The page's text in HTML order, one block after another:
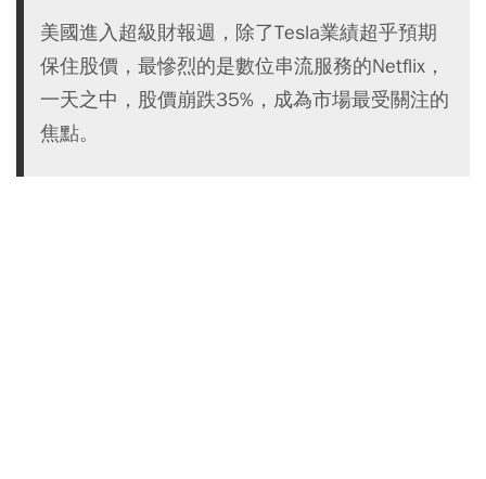
美國進入超級財報週，除了Tesla業績超乎預期
保住股價，最慘烈的是數位串流服務的Netflix，
一天之中，股價崩跌35%，成為市場最受關注的
焦點。